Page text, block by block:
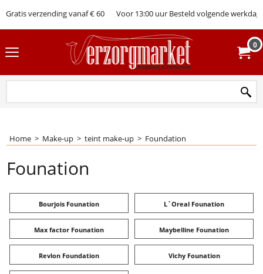
Gratis verzending vanaf € 60 Voor 13:00 uur Besteld volgende werkdag
0
Home > Make-up > teint make-up > Foundation
Founation
Bourjois Founation L`Oreal Founation
Max factor Founation Maybelline Founation
Revlon Foundation Vichy Founation